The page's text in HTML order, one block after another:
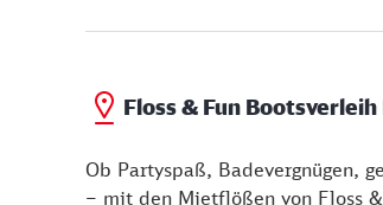
Floss & Fun
Ob Partyspaß, Badevergnügen,
– mit den Mietflößen von Floss